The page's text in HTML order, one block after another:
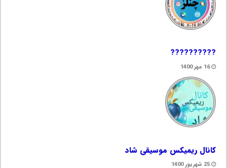
??????????
16 مهر 1400
کانال ریمیکس موسیقی شاد
25 شهریور 1400